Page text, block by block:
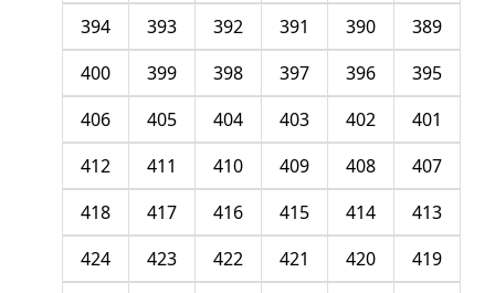
389
390
391
392
393
394
395
396
397
398
399
400
401
402
403
404
405
406
407
408
409
410
411
412
413
414
415
416
417
418
419
420
421
422
423
424